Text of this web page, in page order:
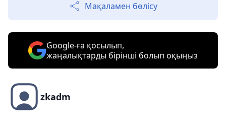
Мақаламен бөлісу
Google-ға қосылып,
жаңалықтарды бірінші болып оқыңыз
zkadm